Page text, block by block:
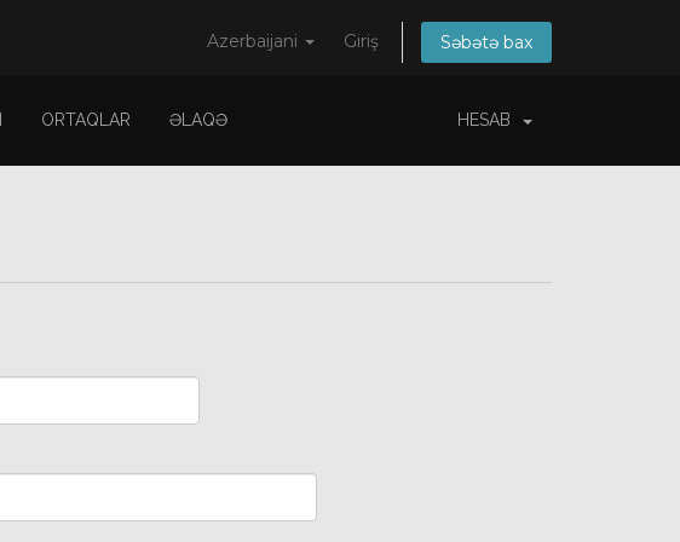
Azerbaijani Giriş Səbətə bax
ORTAQLAR ƏLAQƏ HESAB